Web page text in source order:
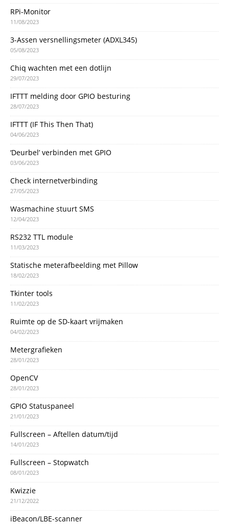
RPi-Monitor
11/08/2023
3-Assen versnellingsmeter (ADXL345)
05/08/2023
Chiq wachten met een dotlijn
29/07/2023
IFTTT melding door GPIO besturing
28/07/2023
IFTTT (IF This Then That)
04/06/2023
‘Deurbel’ verbinden met GPIO
03/06/2023
Check internetverbinding
27/05/2023
Wasmachine stuurt SMS
12/04/2023
RS232 TTL module
11/03/2023
Statische meterafbeelding met Pillow
18/02/2023
Tkinter tools
11/02/2023
Ruimte op de SD-kaart vrijmaken
04/02/2023
Metergrafieken
28/01/2023
OpenCV
28/01/2023
GPIO Statuspaneel
21/01/2023
Fullscreen – Aftellen datum/tijd
14/01/2023
Fullscreen – Stopwatch
08/01/2023
Kwizzie
21/12/2022
iBeacon/LBE-scanner